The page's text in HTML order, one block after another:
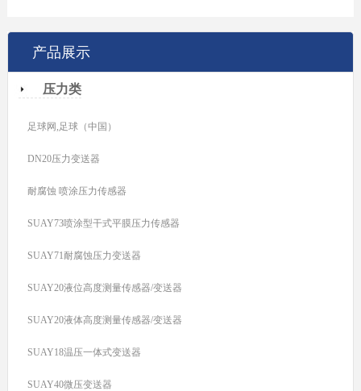
产品展示
压力类
足球网,足球（中国）
DN20压力变送器
耐腐蚀 喷涂压力传感器
SUAY73喷涂型干式平膜压力传感器
SUAY71耐腐蚀压力变送器
SUAY20液位高度测量传感器/变送器
SUAY20液体高度测量传感器/变送器
SUAY18温压一体式变送器
SUAY40微压变送器